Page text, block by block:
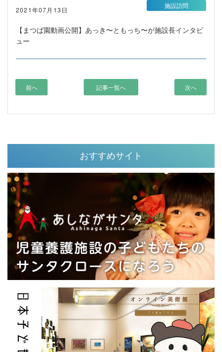
2021年07月13日
【まつば園動画公開】あっき〜ともっち〜が施設長インタビ
ュー
施設訪問
前へ 記事一覧へ 次へ
おすすめサイト